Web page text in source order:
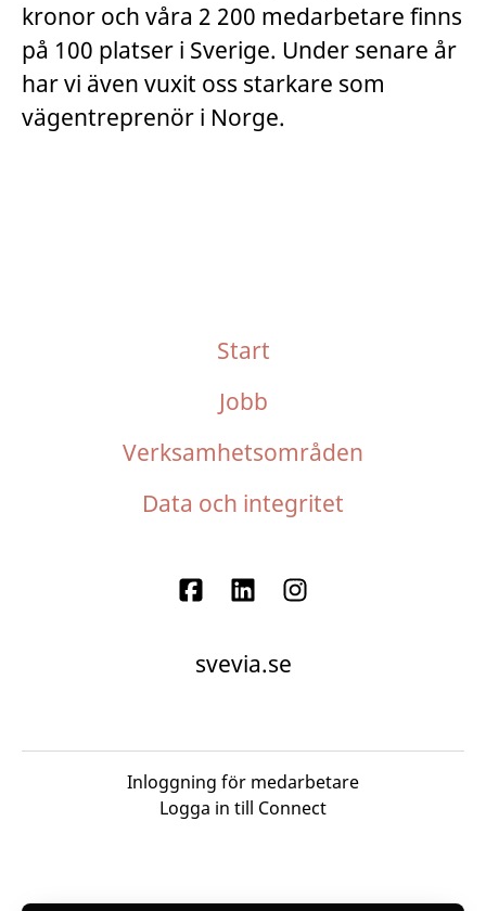
kronor och våra 2 200 medarbetare finns
på 100 platser i Sverige. Under senare år
har vi även vuxit oss starkare som
vägentreprenör i Norge.
Start
Jobb
Verksamhetsområden
Data och integritet
svevia.se
Inloggning för medarbetare
Logga in till Connect